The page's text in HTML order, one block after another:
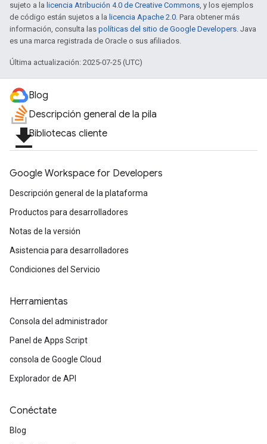
sujeto a la licencia Atribución 4.0 de Creative Commons, y los ejemplos
de código están sujetos a la licencia Apache 2.0. Para obtener más
información, consulta las políticas del sitio de Google Developers. Java
es una marca registrada de Oracle o sus afiliados.
Última actualización: 2025-07-25 (UTC)
Blog
Descripción general de la pila
file_downloadBibliotecas cliente
Google Workspace for Developers
Descripción general de la plataforma
Productos para desarrolladores
Notas de la versión
Asistencia para desarrolladores
Condiciones del Servicio
Herramientas
Consola del administrador
Panel de Apps Script
consola de Google Cloud
Explorador de API
Conéctate
Blog